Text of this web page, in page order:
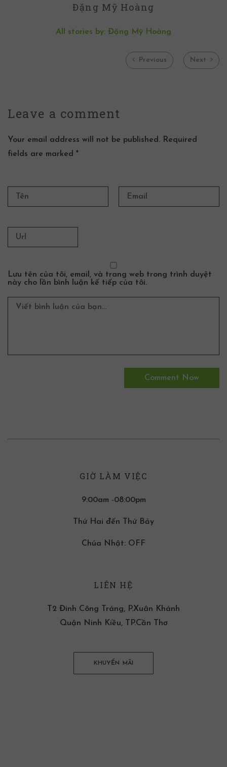
Đặng Mỹ Hoàng
All stories by: Đặng Mỹ Hoàng
Previous Next
Leave a comment
Your email address will not be published. Required
fields are marked *
Lưu tên của tôi, email, và trang web trong trình duyệt
này cho lần bình luận kế tiếp của tôi.
GIỜ LÀM VIỆC
9:00am -08:00pm
Thứ Hai đến Thứ Bảy
Chúa Nhật: OFF
LIÊN HỆ
T2 Đinh Công Tráng, P.Xuân Khánh
Quận Ninh Kiều, TP.Cần Thơ
KHUYẾN MÃI